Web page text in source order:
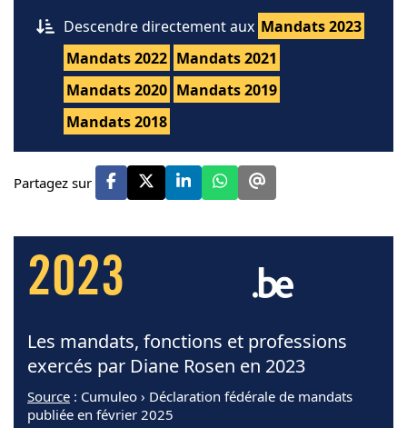
Descendre directement aux Mandats 2023
Mandats 2022 Mandats 2021
Mandats 2020 Mandats 2019
Mandats 2018
Partagez sur
2023
Les mandats, fonctions et professions
exercés par Diane Rosen en 2023
Source : Cumuleo › Déclaration fédérale de mandats
publiée en février 2025